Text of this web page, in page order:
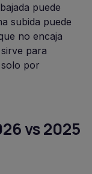
puede
subida puede
no encaja
para
por
vs 2025